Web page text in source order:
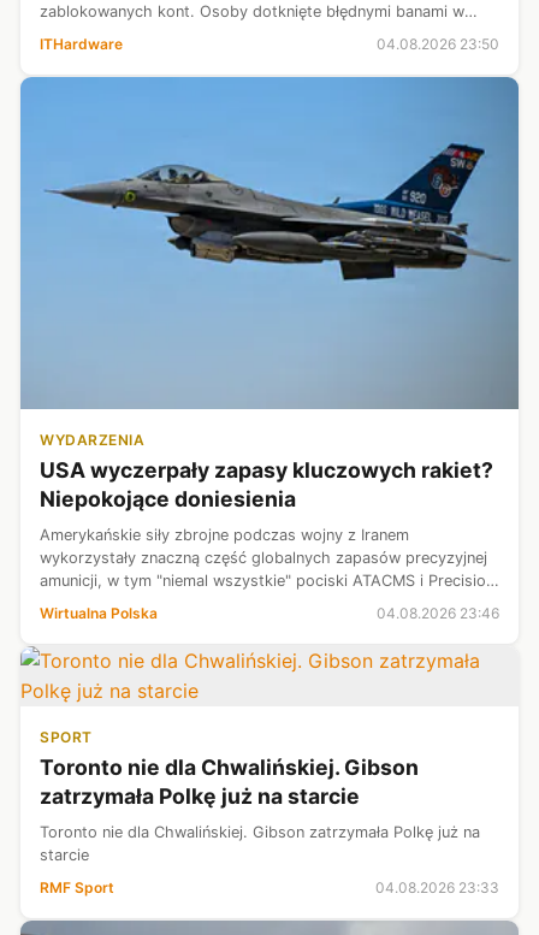
zablokowanych kont. Osoby dotknięte błędnymi banami w
przyszłości nie będą musiały przechodzić standardową
ITHardware 04.08.2026 23:50
WYDARZENIA
USA wyczerpały zapasy kluczowych rakiet?
Niepokojące doniesienia
Amerykańskie siły zbrojne podczas wojny z Iranem
wykorzystały znaczną część globalnych zapasów precyzyjnej
amunicji, w tym "niemal wszystkie" pociski ATACMS i Precision
Wirtualna Polska 04.08.2026 23:46
SPORT
Toronto nie dla Chwalińskiej. Gibson
zatrzymała Polkę już na starcie
Toronto nie dla Chwalińskiej. Gibson zatrzymała Polkę już na
starcie
RMF Sport
04.08.2026 23:33